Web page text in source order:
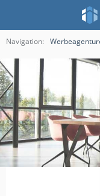
Navigation: